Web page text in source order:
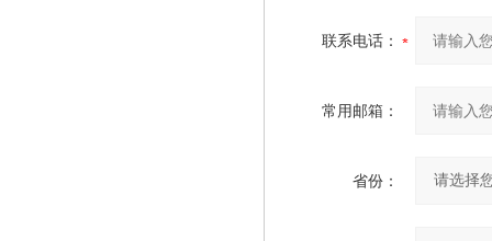
联系电话：
常用邮箱：
省份：